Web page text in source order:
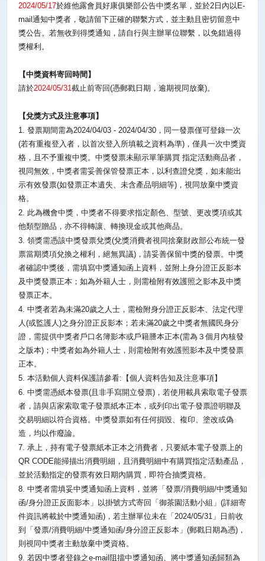
2024/05/17於維他露會員好康俱樂部公告中獎名單，並於2日內以 E-
mail通知中獎者，敬請留下正確的聯繫方式，並主動且密切留意中
獎公告。若無收到得獎通知，請自行與主辦單位聯繫，以免錯過得
獎權利。
【中獎資料寄回時間】
請於2024/05/31截止前寄回(憑郵戳日期，逾期視同放棄)。
【兌獎方式及注意事項】
1. 發票期間需為2024/04/03 - 2024/04/30，同一發票僅可登錄一次
(若有重複登入者，以首次登入所填載之資料為準)，僅具一次中獎資
格，且不予重複中獎。中獎發票未顯示單筆購買 指定活動商品者，
視同無效，中獎者需妥善保管發票正本，以利查證兌獎，如未能出
示有效發票(如發票正本遺失、未含產品明細等)，視同放棄中獎資
格。
2. 此為機會中獎，中獎者不得要求指定顏色、型號、更改獎項或其
他類型贈品，亦不得轉讓、轉換現金或其他商品。
3. 領獎需憑該中獎發票兌獎(兌獎消費者視同捨棄財政部公布統一發
票當期奬項兌換之權利，絕無異議)，請妥善保留中獎的發票。中獎
者確認中獎後，需填寫中獎通知函上資料，並附上身分證正反影本
及中獎發票正本；如為外籍人士，則需檢附有效護照之影本及中獎
發票正本。
4. 中獎者若為未滿20歲之人士，需檢附身分證正反影本、法定代理
人 (或監護人 )之身分證正反影本；若未滿20歲之中獎者無國民身分
證，需提供中獎者戶口名簿影本或戶籍謄本正本(需為３個月內核發
之版本)；中獎者如為外籍人士，則需檢附有效護照影本及中獎發票
正本。
5. 本活動個人資料保護請參看: 【個人資料告知及注意事項】
6. 中獎需憑紙本發票(且非手寫開立發票)，若使用載具索取電子發票
者，請與店家索取電子發票紙本正本，或列印出電子發票證明聯及
交易明細以符合資格。中獎發票如有任何損毀、複印、塗改或偽
造，均以作廢論。
7. 承上，持有電子發票紙本正本之消費者，只要紙本電子發票上的
QR CODE能掃描出消費明細，且消費明細中有購買指定活動產品，
並於活動指定的發票有效日期內購買，即符合抽獎資格。
8. 中獎者需填妥中獎通知函上資料，並將「發票/消費明細/中獎通知
函/身分證正反面影本」以掛號方式寄回「御茶園活動小組」 (詳細寄
件資訊將載於中獎通知函)，若主辦單位未在「2024/05/31 」日前收
到「發票/消費明細/中獎通知函/身分證正反影本」 (郵戳日期為憑)，
則視同中獎者主動放棄中獎資格。
9. 若因中獎者登錄之e-mail阻擋中獎通知函、將中獎通知函歸類為